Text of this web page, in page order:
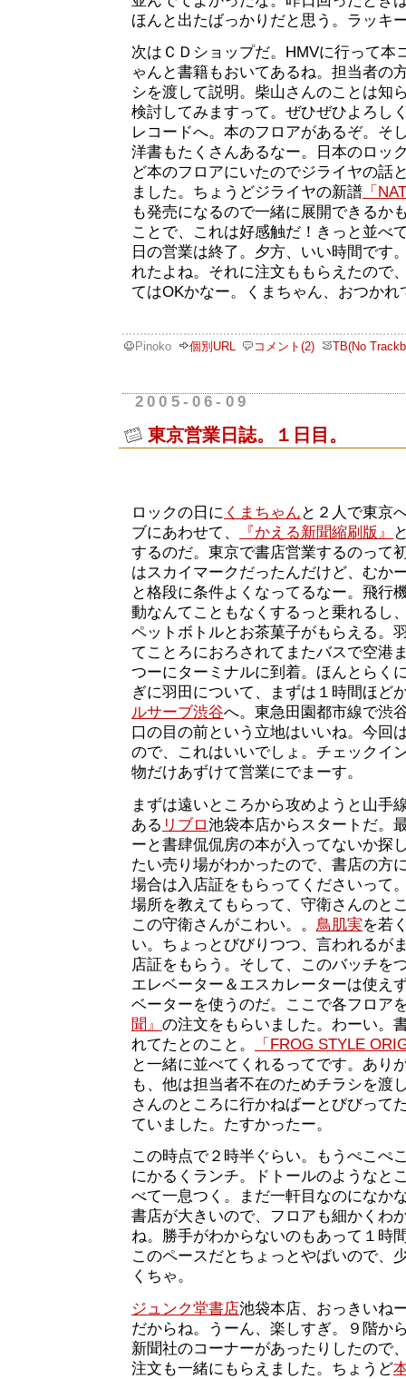
ほんと出たばっかりだと思う。ラッキ
次はＣＤショップだ。HMVに行って本
ゃんと書籍もおいてあるね。担当者の
シを渡して説明。柴山さんのことは知
検討してみますって。ぜひぜひよろし
レコードへ。本のフロアがあるぞ。そ
洋書もたくさんあるなー。日本のロッ
ど本のフロアにいたのでジライヤの話
ました。ちょうどジライヤの新譜 「
も発売になるので一緒に展開できるか
ことで、これは好感触だ！きっと並べ
日の営業は終了。夕方、いい時間です
れたよね。それに注文ももらえたので
てはOKかなー。くまちゃん、おつかれ
Pinoko 個別URL コメント(2) TB(No
2005-06-09
東京営業日誌。１日目。
ロックの日に くまちゃん と２人で東京
ブにあわせて、
『かえる新聞縮刷版』
するのだ。東京で書店営業するのって
はスカイマークだったんだけど、むか
と格段に条件よくなってるなー。飛行
動なんてこともなくするっと乗れるし
ペットボトルとお茶菓子がもらえる。
てことろにおろされてまたバスで空港
つーにターミナルに到着。ほんとらく
ぎに羽田について、まずは１時間ほど
ルサーブ渋谷へ。東急田園都市線で渋
口の目の前という立地はいいね。今回
ので、これはいいでしょ。チェックイ
物だけあずけて営業にでまーす。
まずは遠いところから攻めようと山手
ある リブロ池袋本店からスタートだ。
ーと書肆侃侃房の本が入ってないか探
たい売り場がわかったので、書店の方
場合は入店証をもらってくださいって
場所を教えてもらって、守衛さんのと
この守衛さんがこわい。。 鳥肌実を若
い。ちょっとびびりつつ、言われるが
店証をもらう。そして、このバッチを
エレベーター＆エスカレーターは使え
ベーターを使うのだ。ここで各フロア
聞』 の注文をもらいました。わーい。
れてたとのこと。
「FROG STYLE
と一緒に並べてくれるってです。あり
も、他は担当者不在のためチラシを渡
さんのところに行かねばーとびびって
ていました。たすかったー。
この時点で２時半ぐらい。もうぺこぺ
にかるくランチ。ドトールのようなと
べて一息つく。まだ一軒目なのになか
書店が大きいので、フロアも細かくわ
ね。勝手がわからないのもあって１時
このペースだとちょっとやばいので、
くちゃ。
ジュンク堂書店池袋本店、おっきいね
だからね。うーん、楽しすぎ。９階か
新聞社のコーナーがあったりしたので
注文も一緒にもらえました。ちょうど